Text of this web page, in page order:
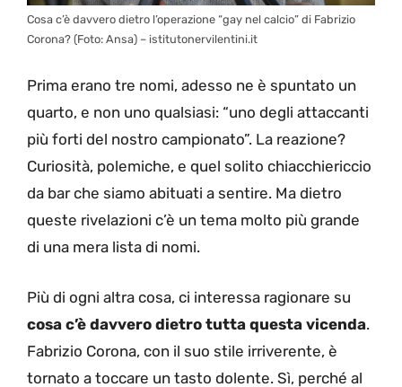
Cosa c’è davvero dietro l’operazione “gay nel calcio” di Fabrizio
Corona? (Foto: Ansa) – istitutonervilentini.it
Prima erano tre nomi, adesso ne è spuntato un
quarto, e non uno qualsiasi: “uno degli attaccanti
più forti del nostro campionato”. La reazione?
Curiosità, polemiche, e quel solito chiacchiericcio
da bar che siamo abituati a sentire. Ma dietro
queste rivelazioni c’è un tema molto più grande
di una mera lista di nomi.
Più di ogni altra cosa, ci interessa ragionare su
cosa c’è davvero dietro tutta questa vicenda.
Fabrizio Corona, con il suo stile irriverente, è
tornato a toccare un tasto dolente. Sì, perché al